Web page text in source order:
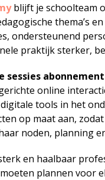
blijft je schoolteam
thema’s
ondersteunend
praktijk sterker,
sessies abonnement
online
tools in het
op maat aan,
noden, planning
en haalbaar
plannen voor